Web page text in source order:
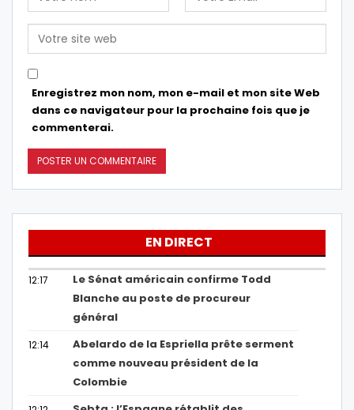
Enregistrez mon nom, mon e-mail et mon site Web
dans ce navigateur pour la prochaine fois que je
commenterai.
EN DIRECT
12:17
Le Sénat américain confirme Todd
Blanche au poste de procureur
général
12:14
Abelardo de la Espriella prête serment
comme nouveau président de la
Colombie